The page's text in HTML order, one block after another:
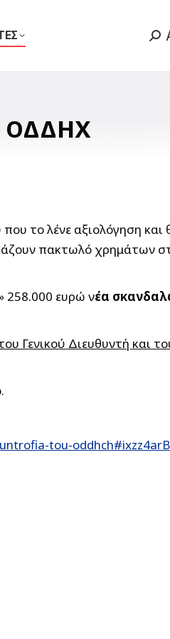
ΟΔΔΗΧ
το λένε αξιολόγηση και
πακτωλό χρημάτων
258.000 ευρώ νέα
Γενικού Διευθυντή και
tou-